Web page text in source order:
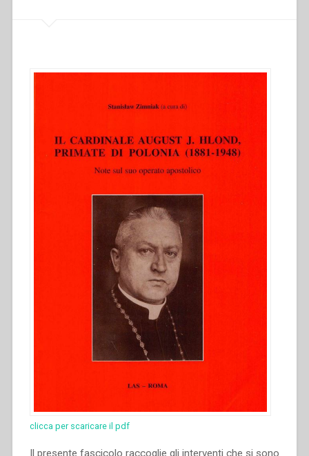
clicca per scaricare il pdf
Il presente fascicolo raccoglie gli interventi che si sono